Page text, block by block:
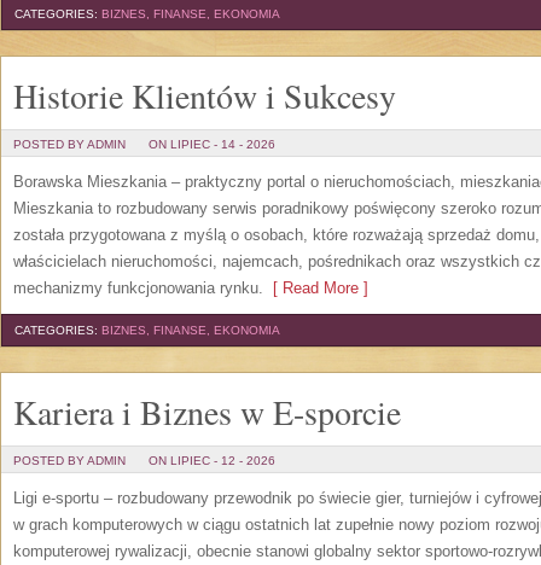
CATEGORIES: BIZNES, FINANSE, EKONOMIA
Historie Klientów i Sukcesy
POSTED BY ADMIN ON LIPIEC - 14 - 2026
Borawska Mieszkania – praktyczny portal o nieruchomościach,
Mieszkania to rozbudowany serwis poradnikowy poświęcony szeroko
została przygotowana z myślą o osobach, które rozważają sprzedaż
właścicielach nieruchomości, najemcach, pośrednikach oraz wszystkich
mechanizmy funkcjonowania rynku. [ Read More ]
CATEGORIES: BIZNES, FINANSE, EKONOMIA
Kariera i Biznes w E-sporcie
POSTED BY ADMIN ON LIPIEC - 12 - 2026
Ligi e-sportu – rozbudowany przewodnik po świecie gier, turniejów i
w grach komputerowych w ciągu ostatnich lat zupełnie nowy poziom
komputerowej rywalizacji, obecnie stanowi globalny sektor sportowo-